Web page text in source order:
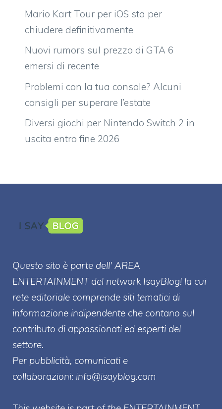
Mario Kart Tour per iOS sta per
chiudere definitivamente
Nuovi rumors sul prezzo di GTA 6
emersi di recente
Problemi con la tua console? Alcuni
consigli per superare l’estate
Diversi giochi per Nintendo Switch 2 in
uscita entro fine 2026
Questo sito è parte dell' AREA
ENTERTAINMENT del network IsayBlog! la cui
rete editoriale comprende siti tematici di
informazione indipendente che contano sul
contributo di appassionati ed esperti del
settore.
Per pubblicità, comunicati e
collaborazioni: info@isayblog.com